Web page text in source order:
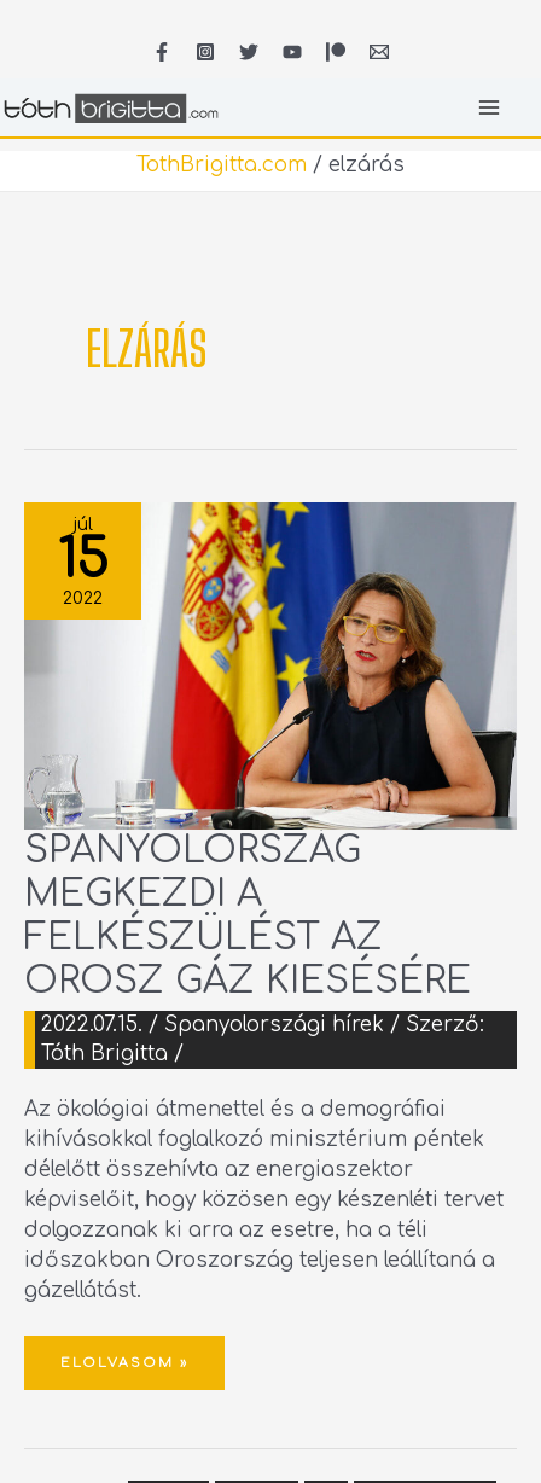
TothBrigitta.com / elzárás
ELZÁRÁS
júl
15
2022
SPANYOLORSZÁG
MEGKEZDI A
FELKÉSZÜLÉST AZ
OROSZ GÁZ KIESÉSÉRE
2022.07.15. / Spanyolországi hírek / Szerző:
Tóth Brigitta /
Az ökológiai átmenettel és a demográfiai
kihívásokkal foglalkozó minisztérium péntek
délelőtt összehívta az energiaszektor
képviselőit, hogy közösen egy készenléti tervet
dolgozzanak ki arra az esetre, ha a téli
időszakban Oroszország teljesen leállítaná a
gázellátást.
SPANYOLORSZÁG
MEGKEZDI
A
FELKÉSZÜLÉST
AZ
OROSZ
KIESÉSÉRE
ELOLVASOM »